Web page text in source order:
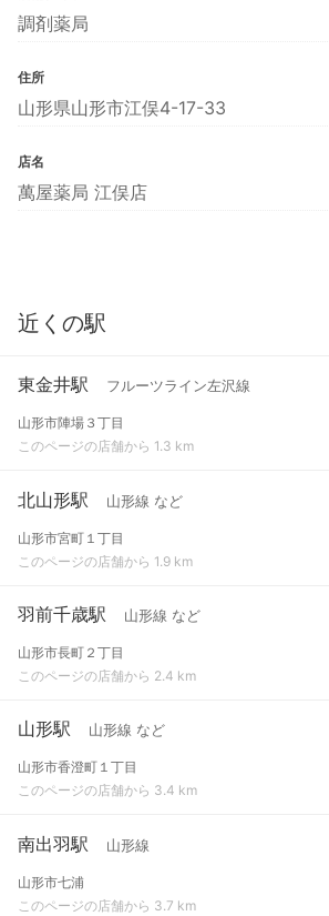
調剤薬局
住所
山形県山形市江俣4-17-33
店名
萬屋薬局 江俣店
近くの駅
東金井駅 フルーツライン左沢線
山形市陣場３丁目
このページの店舗から 1.3 km
北山形駅 山形線 など
山形市宮町１丁目
このページの店舗から 1.9 km
羽前千歳駅 山形線 など
山形市長町２丁目
このページの店舗から 2.4 km
山形駅 山形線 など
山形市香澄町１丁目
このページの店舗から 3.4 km
南出羽駅 山形線
山形市七浦
このページの店舗から 3.7 km